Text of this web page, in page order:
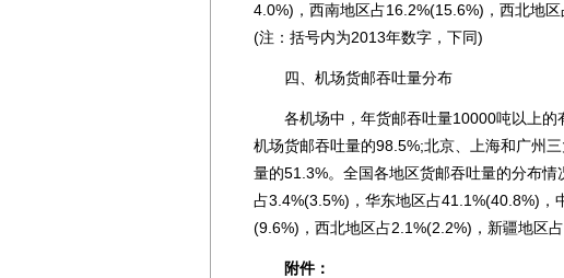
4.0%)，西南地区占16.2%(15.6%)，西北地
(注：括号内为2013年数字，下同)
四、机场货邮吞吐量分布
各机场中，年货邮吞吐量10000吨以上的
机场货邮吞吐量的98.5%;北京、上海和广州
量的51.3%。全国各地区货邮吞吐量的分布
占3.4%(3.5%)，华东地区占41.1%(40.8%)
(9.6%)，西北地区占2.1%(2.2%)，新疆地区占
附件：